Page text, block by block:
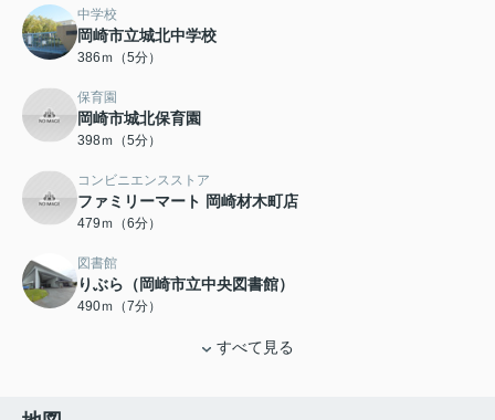
中学校
岡崎市立城北中学校
386ｍ（5分）
保育園
岡崎市城北保育園
398ｍ（5分）
コンビニエンスストア
ファミリーマート 岡崎材木町店
479ｍ（6分）
図書館
りぶら（岡崎市立中央図書館）
490ｍ（7分）
すべて見る